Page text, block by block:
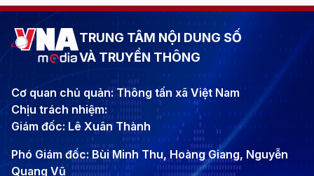
TRUNG TÂM NỘI DUNG SỐ
VÀ TRUYỀN THÔNG
Cơ quan chủ quản: Thông tấn xã Việt Nam
Chịu trách nhiệm:
Giám đốc: Lê Xuân Thành
Phó Giám đốc: Bùi Minh Thu, Hoàng Giang, Nguyễn
Quang Vũ